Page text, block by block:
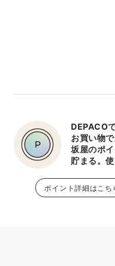
DEPACO
お買い物
坂屋のポ
貯まる。使
ポイント詳細はこち